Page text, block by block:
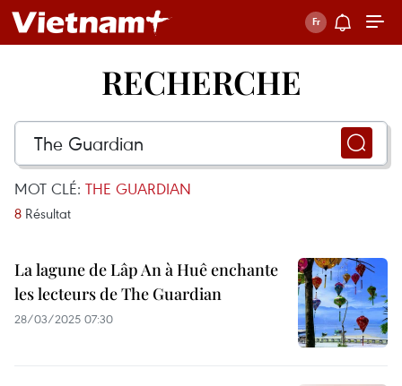
RECHERCHE
MOT CLÉ: THE GUARDIAN
8 Résultat
La lagune de Lâp An à Huê enchante
les lecteurs de The Guardian
28/03/2025 07:30